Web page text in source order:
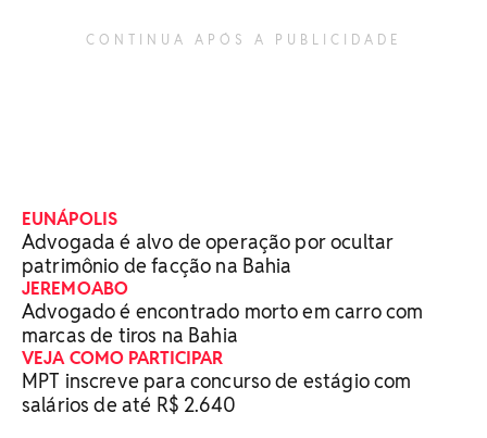
CONTINUA APÓS A PUBLICIDADE
EUNÁPOLIS
Advogada é alvo de operação por ocultar
patrimônio de facção na Bahia
JEREMOABO
Advogado é encontrado morto em carro com
marcas de tiros na Bahia
VEJA COMO PARTICIPAR
MPT inscreve para concurso de estágio com
salários de até R$ 2.640